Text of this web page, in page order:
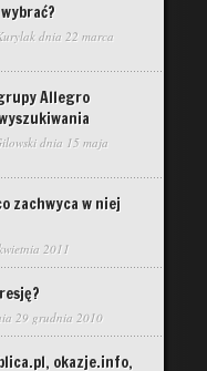
dnia 22 marca
Allegro
dnia 15 maja
zachwyca w niej
2011
29 grudnia 2010
okazje.info,